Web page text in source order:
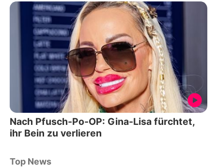
Nach Pfusch-Po-OP: Gina-Lisa fürchtet,
ihr Bein zu verlieren
Top News